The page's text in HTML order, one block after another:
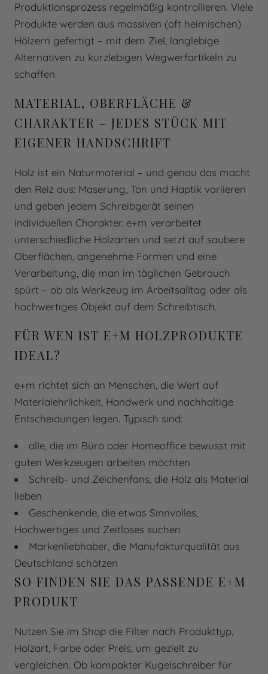
Produktionsprozess regelmäßig kontrollieren. Viele
Produkte werden aus massiven (oft heimischen)
Hölzern gefertigt – mit dem Ziel, langlebige
Alternativen zu kurzlebigen Wegwerfartikeln zu
schaffen.
MATERIAL, OBERFLÄCHE &
CHARAKTER – JEDES STÜCK MIT
EIGENER HANDSCHRIFT
Holz ist ein Naturmaterial – und genau das macht
den Reiz aus: Maserung, Ton und Haptik variieren
und geben jedem Schreibgerät seinen
individuellen Charakter. e+m verarbeitet
unterschiedliche Holzarten und setzt auf saubere
Oberflächen, angenehme Formen und eine
Verarbeitung, die man im täglichen Gebrauch
spürt – ob als Werkzeug im Arbeitsalltag oder als
hochwertiges Objekt auf dem Schreibtisch.
FÜR WEN IST E+M HOLZPRODUKTE
IDEAL?
e+m richtet sich an Menschen, die Wert auf
Materialehrlichkeit, Handwerk und nachhaltige
Entscheidungen legen. Typisch sind:
alle, die im Büro oder Homeoffice bewusst mit
guten Werkzeugen arbeiten möchten
Schreib- und Zeichenfans, die Holz als Material
lieben
Geschenkende, die etwas Sinnvolles,
Hochwertiges und Zeitloses suchen
Markenliebhaber, die Manufakturqualität aus
Deutschland schätzen
SO FINDEN SIE DAS PASSENDE E+M
PRODUKT
Nutzen Sie im Shop die Filter nach Produkttyp,
Holzart, Farbe oder Preis, um gezielt zu
vergleichen. Ob kompakter Kugelschreiber für